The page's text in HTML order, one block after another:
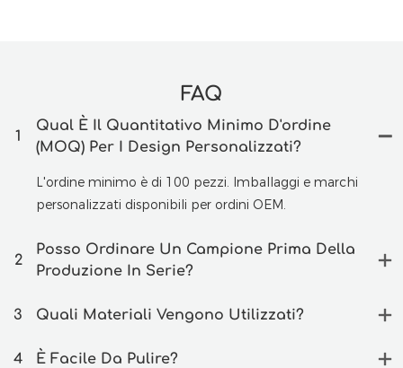
FAQ
1
Qual È Il Quantitativo Minimo D'ordine
(MOQ) Per I Design Personalizzati?
L'ordine minimo è di 100 pezzi. Imballaggi e marchi
personalizzati disponibili per ordini OEM.
2
Posso Ordinare Un Campione Prima Della
Produzione In Serie?
3 Quali Materiali Vengono Utilizzati?
4 È Facile Da Pulire?